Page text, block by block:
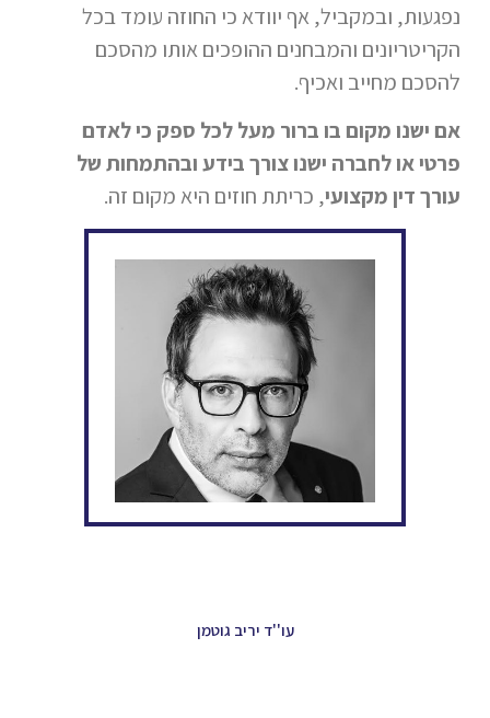
נפגעות, ובמקביל, אף יוודא כי החוזה עומד בכל
הקריטריונים והמבחנים ההופכים אותו מהסכם
להסכם מחייב ואכיף.
אם ישנו מקום בו ברור מעל לכל ספק כי לאדם
פרטי או לחברה ישנו צורך בידע ובהתמחות של
עורך דין מקצועי, כריתת חוזים היא מקום זה.
עו''ד יריב גוטמן